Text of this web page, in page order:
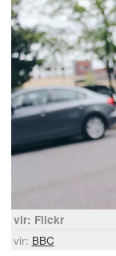
vir: Flickr
vir: BBC